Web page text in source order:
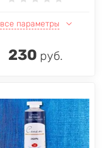
все параметры
230 руб.